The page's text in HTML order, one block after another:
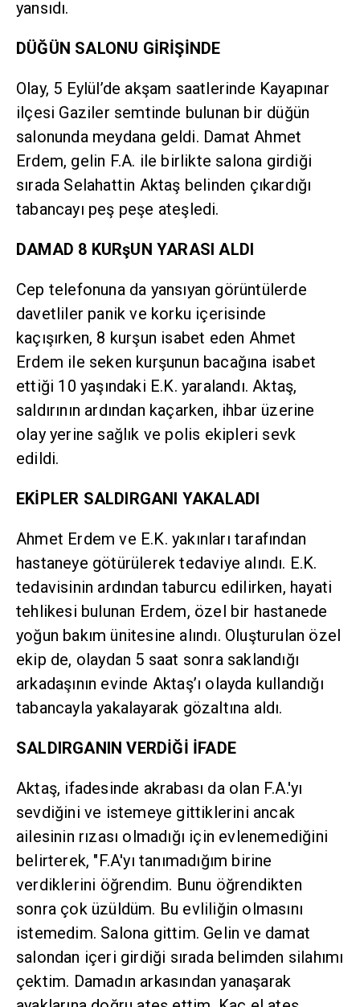
yansıdı.
DÜĞÜN SALONU GİRİŞİNDE
Olay, 5 Eylül’de akşam saatlerinde Kayapınar
ilçesi Gaziler semtinde bulunan bir düğün
salonunda meydana geldi. Damat Ahmet
Erdem, gelin F.A. ile birlikte salona girdiği
sırada Selahattin Aktaş belinden çıkardığı
tabancayı peş peşe ateşledi.
DAMAD 8 KURşUN YARASI ALDI
Cep telefonuna da yansıyan görüntülerde
davetliler panik ve korku içerisinde
kaçışırken, 8 kurşun isabet eden Ahmet
Erdem ile seken kurşunun bacağına isabet
ettiği 10 yaşındaki E.K. yaralandı. Aktaş,
saldırının ardından kaçarken, ihbar üzerine
olay yerine sağlık ve polis ekipleri sevk
edildi.
EKİPLER SALDIRGANI YAKALADI
Ahmet Erdem ve E.K. yakınları tarafından
hastaneye götürülerek tedaviye alındı. E.K.
tedavisinin ardından taburcu edilirken, hayati
tehlikesi bulunan Erdem, özel bir hastanede
yoğun bakım ünitesine alındı. Oluşturulan özel
ekip de, olaydan 5 saat sonra saklandığı
arkadaşının evinde Aktaş’ı olayda kullandığı
tabancayla yakalayarak gözaltına aldı.
SALDIRGANIN VERDİĞİ İFADE
Aktaş, ifadesinde akrabası da olan F.A.'yı
sevdiğini ve istemeye gittiklerini ancak
ailesinin rızası olmadığı için evlenemediğini
belirterek, "F.A'yı tanımadığım birine
verdiklerini öğrendim. Bunu öğrendikten
sonra çok üzüldüm. Bu evliliğin olmasını
istemedim. Salona gittim. Gelin ve damat
salondan içeri girdiği sırada belimden silahımı
çektim. Damadın arkasından yanaşarak